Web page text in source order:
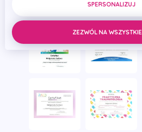
SPERSONALIZUJ
ZEZWÓL NA WSZYSTKIE